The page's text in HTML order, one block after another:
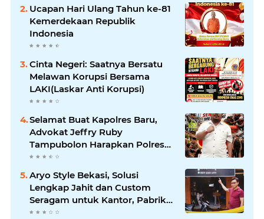
Ucapan Hari Ulang Tahun ke-81
Kemerdekaan Republik
Indonesia
Cinta Negeri: Saatnya Bersatu
Melawan Korupsi Bersama
LAKI(Laskar Anti Korupsi)
Selamat Buat Kapolres Baru,
Advokat Jeffry Ruby
Tampubolon Harapkan Polres
Metro Bekasi Kota Semakin
Profesional dan Humanis
Aryo Style Bekasi, Solusi
Lengkap Jahit dan Custom
Seragam untuk Kantor, Pabrik
hingga Organisasi